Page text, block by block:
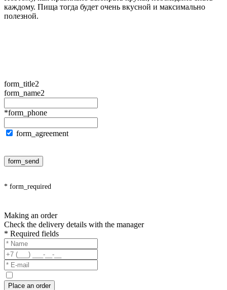
каждому. Пища тогда будет очень вкусной и максимально
полезной.
form_title2
form_name2
*form_phone
form_agreement
form_send
* form_required
Making an order
Check the delivery details with the manager
* Required fields
Place an order